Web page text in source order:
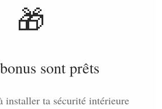
🎁
sont prêts
installer ta sécurité intérieure